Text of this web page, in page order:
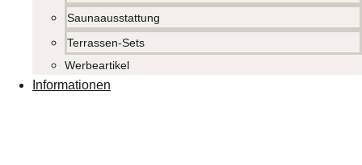
Saunaausstattung
Terrassen-Sets
Werbeartikel
Informationen